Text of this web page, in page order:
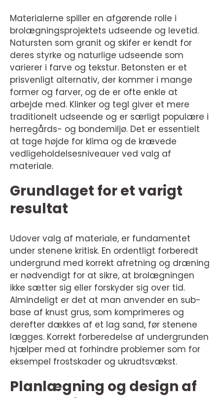
Materialerne spiller en afgørende rolle i
brolægningsprojektets udseende og levetid.
Natursten som granit og skifer er kendt for
deres styrke og naturlige udseende som
varierer i farve og tekstur. Betonsten er et
prisvenligt alternativ, der kommer i mange
former og farver, og de er ofte enkle at
arbejde med. Klinker og tegl giver et mere
traditionelt udseende og er særligt populære i
herregårds- og bondemiljø. Det er essentielt
at tage højde for klima og de krævede
vedligeholdelsesniveauer ved valg af
materiale.
Grundlaget for et varigt
resultat
Udover valg af materiale, er fundamentet
under stenene kritisk. En ordentligt forberedt
undergrund med korrekt afretning og dræning
er nødvendigt for at sikre, at brolægningen
ikke sætter sig eller forskyder sig over tid.
Almindeligt er det at man anvender en sub-
base af knust grus, som komprimeres og
derefter dækkes af et lag sand, før stenene
lægges. Korrekt forberedelse af undergrunden
hjælper med at forhindre problemer som for
eksempel frostskader og ukrudtsvækst.
Planlægning og design af